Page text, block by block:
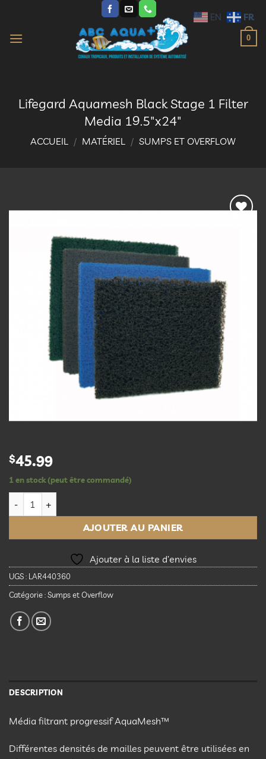
contenu
0
Lifegard Aquamesh Black Stage 1 Filter
Media 19.5″x24″
ACCUEIL / MATÉRIEL / SUMPS ET OVERFLOW
$45.99
1 en stock (peut être commandé)
AJOUTER AU PANIER
Ajouter à la liste d’envies
UGS : LAR440360
Catégorie :Sumps et Overflow
DESCRIPTION
Média filtrant progressif AquaMesh™
Différentes densités de mailles peuvent être utilisées en
EN FR